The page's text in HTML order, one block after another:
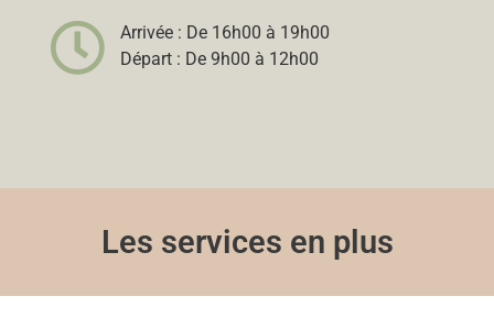
Arrivée : De 16h00 à 19h00
Départ : De 9h00 à 12h00
Les services en plus